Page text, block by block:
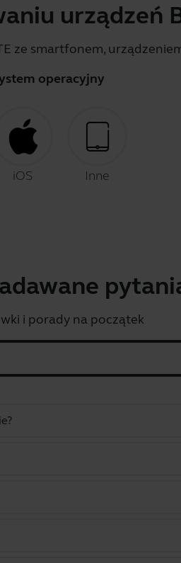
urządzeń
ze smartfonem,
operacyjny
iOS Inne
i porady na początek